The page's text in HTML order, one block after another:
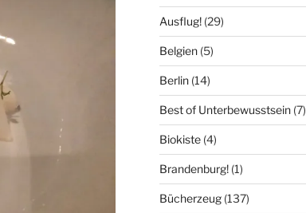
Ausflug!(29)
Belgien(5)
Berlin(14)
Best of Unterbewusstsein(7)
Biokiste(4)
Brandenburg!(1)
Bücherzeug(137)